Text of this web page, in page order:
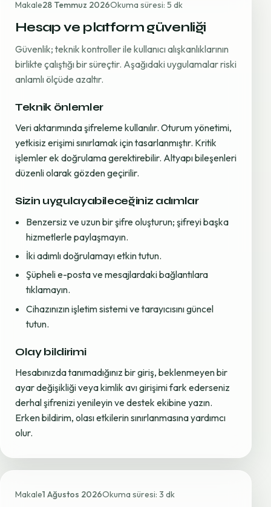
Makale28 Temmuz 2026Okuma süresi: 5 dk
Hesap ve platform güvenliği
Güvenlik; teknik kontroller ile kullanıcı alışkanlıklarının
birlikte çalıştığı bir süreçtir. Aşağıdaki uygulamalar riski
anlamlı ölçüde azaltır.
Teknik önlemler
Veri aktarımında şifreleme kullanılır. Oturum yönetimi,
yetkisiz erişimi sınırlamak için tasarlanmıştır. Kritik
işlemler ek doğrulama gerektirebilir. Altyapı bileşenleri
düzenli olarak gözden geçirilir.
Sizin uygulayabileceğiniz adımlar
Benzersiz ve uzun bir şifre oluşturun; şifreyi başka
hizmetlerle paylaşmayın.
İki adımlı doğrulamayı etkin tutun.
Şüpheli e-posta ve mesajlardaki bağlantılara
tıklamayın.
Cihazınızın işletim sistemi ve tarayıcısını güncel
tutun.
Olay bildirimi
Hesabınızda tanımadığınız bir giriş, beklenmeyen bir
ayar değişikliği veya kimlik avı girişimi fark ederseniz
derhal şifrenizi yenileyin ve destek ekibine yazın.
Erken bildirim, olası etkilerin sınırlanmasına yardımcı
olur.
Makale1 Ağustos 2026Okuma süresi: 3 dk